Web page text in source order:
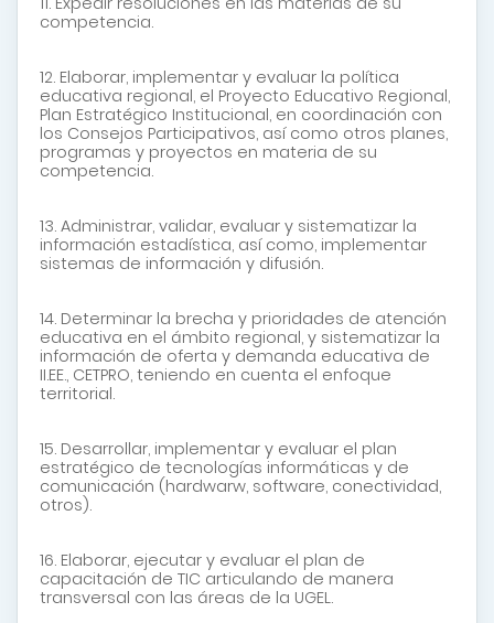
competencia.
12. Elaborar, implementar y evaluar la política
educativa regional, el Proyecto Educativo Regional,
Plan Estratégico Institucional, en coordinación con
los Consejos Participativos, así como otros planes,
programas y proyectos en materia de su
competencia.
13. Administrar, validar, evaluar y sistematizar la
información estadística, así como, implementar
sistemas de información y difusión.
14. Determinar la brecha y prioridades de atención
educativa en el ámbito regional, y sistematizar la
información de oferta y demanda educativa de
II.EE., CETPRO, teniendo en cuenta el enfoque
territorial.
15. Desarrollar, implementar y evaluar el plan
estratégico de tecnologías informáticas y de
comunicación (hardwarw, software, conectividad,
otros).
16. Elaborar, ejecutar y evaluar el plan de
capacitación de TIC articulando de manera
transversal con las áreas de la UGEL.